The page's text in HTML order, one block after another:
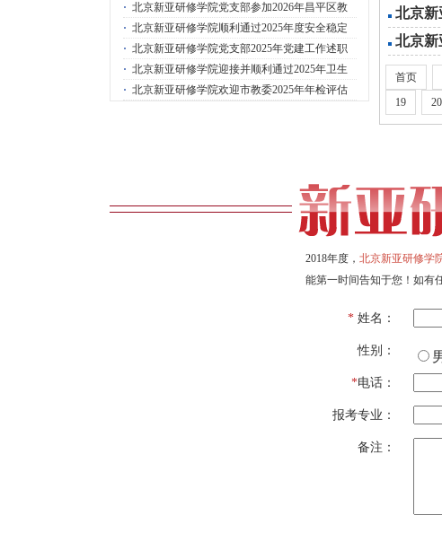
· 北京新亚研修学院党支部参加2026年昌平区教
· 北京新亚研修学院顺利通过2025年度安全稳定
· 北京新亚研修学院党支部2025年党建工作述职
· 北京新亚研修学院迎接并顺利通过2025年卫生
· 北京新亚研修学院欢迎市教委2025年年检评估
北京新
北京新
首页
19
20
2018年度， 北京新亚研修学
能第一时间告知于您！如有
*姓名：
性别：
*电话：
报考专业：
备注：